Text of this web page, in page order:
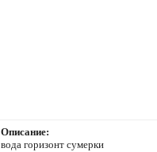
Описание:
вода горизонт сумерки